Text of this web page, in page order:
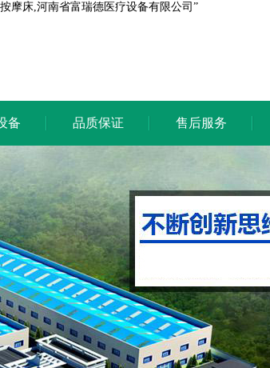
摩床,河南省富瑞德医疗设备有限公司”
备
备
品质保证 售后服务
售后服务